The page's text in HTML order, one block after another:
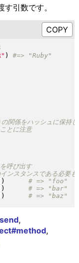
引数です。
" )
# レシーバの情報がここにはないことに注意
# キーを使って関連するメソッドを呼び出す
)
)
)
,
,